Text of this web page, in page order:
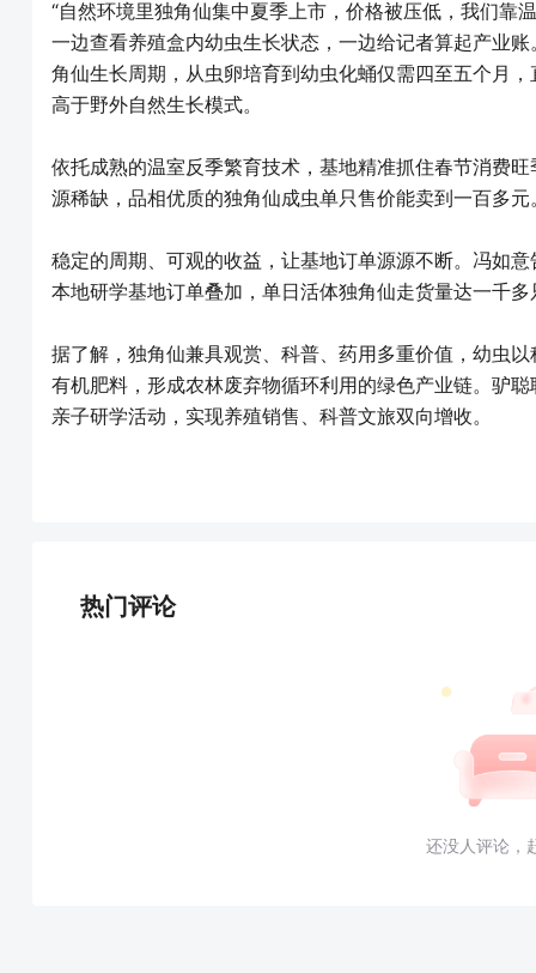
“自然环境里独角仙集中夏季上市，价格被压低，我们靠
一边查看养殖盒内幼虫生长状态，一边给记者算起产业
角仙生长周期，从虫卵培育到幼虫化蛹仅需四至五个月
高于野外自然生长模式。
依托成熟的温室反季繁育技术，基地精准抓住春节消费
源稀缺，品相优质的独角仙成虫单只售价能卖到一百多元
稳定的周期、可观的收益，让基地订单源源不断。冯如
本地研学基地订单叠加，单日活体独角仙走货量达一千
据了解，独角仙兼具观赏、科普、药用多重价值，幼虫
有机肥料，形成农林废弃物循环利用的绿色产业链。驴
亲子研学活动，实现养殖销售、科普文旅双向增收。
热门评论
还没人评论，